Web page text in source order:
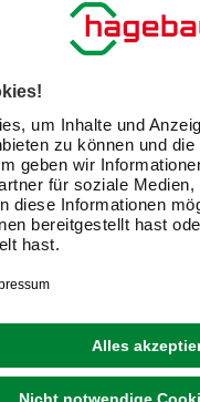
Zuhause